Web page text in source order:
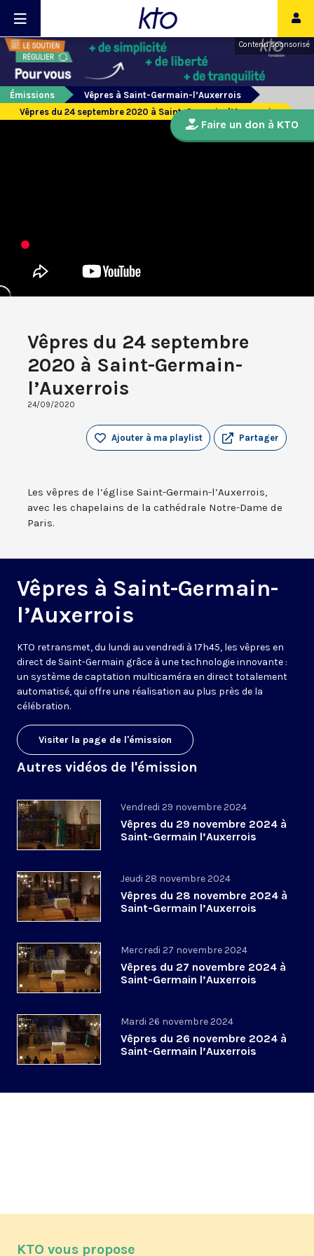
Contenu sponsorisé
Émissions
Vêpres à Saint-Germain-l’Auxerrois
Vêpres du 24 septembre 2020 à Saint-Germain-l’Auxerrois
Vêpres du 24 septembre
2020 à Saint-Germain-
l’Auxerrois
24/09/2020
Partager
Ajouter à ma playlist
Les vêpres de l’église Saint-Germain-l’Auxerrois,
avec les chapelains de la cathédrale Notre-Dame de
Paris.
Vêpres à Saint-Germain-
l’Auxerrois
KTO retransmet, du lundi au vendredi à 17h45, les vêpres en
direct de Saint-Germain grâce à une technologie innovante :
un système de captation multicaméra en direct totalement
automatisé, qui offre une réalisation au plus près de la
célébration.
Visiter la page de l'émission
Autres vidéos de l'émission
Vendredi 29 novembre 2024
Vêpres du 29 novembre 2024 à
Saint-Germain l’Auxerrois
Jeudi 28 novembre 2024
Vêpres du 28 novembre 2024 à
Saint-Germain l’Auxerrois
Mercredi 27 novembre 2024
Vêpres du 27 novembre 2024 à
Saint-Germain l’Auxerrois
Mardi 26 novembre 2024
Vêpres du 26 novembre 2024 à
Saint-Germain l’Auxerrois
Faire un don à KTO
KTO vous propose